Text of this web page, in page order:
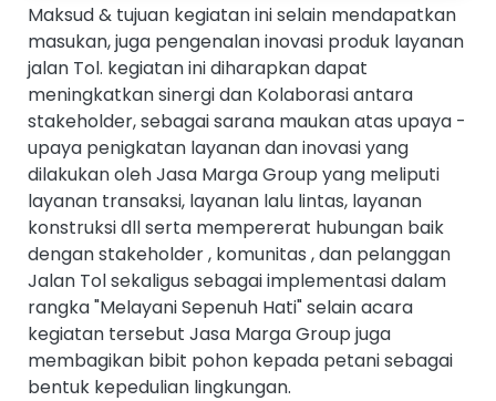
Maksud & tujuan kegiatan ini selain mendapatkan
masukan, juga pengenalan inovasi produk layanan
jalan Tol. kegiatan ini diharapkan dapat
meningkatkan sinergi dan Kolaborasi antara
stakeholder, sebagai sarana maukan atas upaya -
upaya penigkatan layanan dan inovasi yang
dilakukan oleh Jasa Marga Group yang meliputi
layanan transaksi, layanan lalu lintas, layanan
konstruksi dll serta mempererat hubungan baik
dengan stakeholder , komunitas , dan pelanggan
Jalan Tol sekaligus sebagai implementasi dalam
rangka "Melayani Sepenuh Hati" selain acara
kegiatan tersebut Jasa Marga Group juga
membagikan bibit pohon kepada petani sebagai
bentuk kepedulian lingkungan.